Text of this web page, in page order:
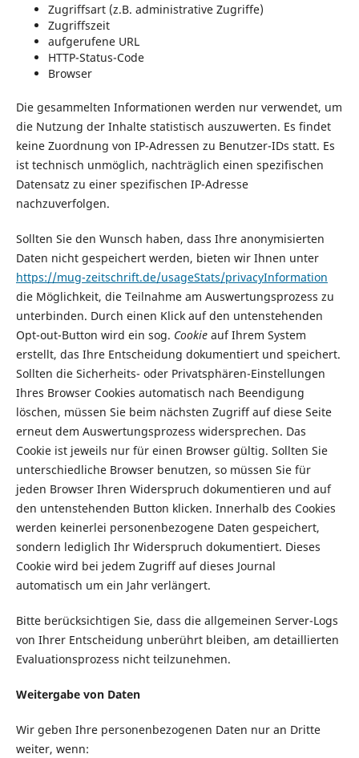
Zugriffsart (z.B. administrative Zugriffe)
Zugriffszeit
aufgerufene URL
HTTP-Status-Code
Browser
Die gesammelten Informationen werden nur verwendet, um
die Nutzung der Inhalte statistisch auszuwerten. Es findet
keine Zuordnung von IP-Adressen zu Benutzer-IDs statt. Es
ist technisch unmöglich, nachträglich einen spezifischen
Datensatz zu einer spezifischen IP-Adresse
nachzuverfolgen.
Sollten Sie den Wunsch haben, dass Ihre anonymisierten
Daten nicht gespeichert werden, bieten wir Ihnen unter
https://mug-zeitschrift.de/usageStats/privacyInformation
die Möglichkeit, die Teilnahme am Auswertungsprozess zu
unterbinden. Durch einen Klick auf den untenstehenden
Opt-out-Button wird ein sog. Cookieauf Ihrem System
erstellt, das Ihre Entscheidung dokumentiert und speichert.
Sollten die Sicherheits- oder Privatsphären-Einstellungen
Ihres Browser Cookies automatisch nach Beendigung
löschen, müssen Sie beim nächsten Zugriff auf diese Seite
erneut dem Auswertungsprozess widersprechen. Das
Cookie ist jeweils nur für einen Browser gültig. Sollten Sie
unterschiedliche Browser benutzen, so müssen Sie für
jeden Browser Ihren Widerspruch dokumentieren und auf
den untenstehenden Button klicken. Innerhalb des Cookies
werden keinerlei personenbezogene Daten gespeichert,
sondern lediglich Ihr Widerspruch dokumentiert. Dieses
Cookie wird bei jedem Zugriff auf dieses Journal
automatisch um ein Jahr verlängert.
Bitte berücksichtigen Sie, dass die allgemeinen Server-Logs
von Ihrer Entscheidung unberührt bleiben, am detaillierten
Evaluationsprozess nicht teilzunehmen.
Weitergabe von Daten
Wir geben Ihre personenbezogenen Daten nur an Dritte
weiter, wenn: